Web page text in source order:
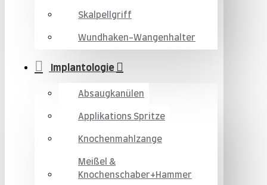
Skalpellgriff
Wundhaken-Wangenhalter
Implantologie
Absaugkanülen
Applikations Spritze
Knochenmahlzange
Meißel &
Knochenschaber+Hammer